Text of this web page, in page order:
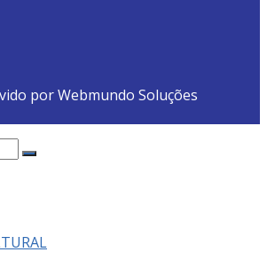
por Webmundo Soluções